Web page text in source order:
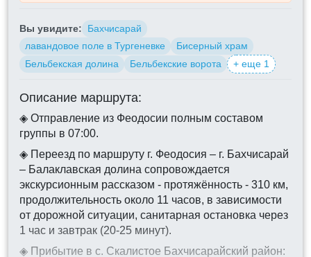
Вы увидите:
Бахчисарай
лавандовое поле в Тургеневке
Бисерный храм
Бельбекская долина
Бельбекские ворота + еще 1
Описание маршрута:
◈ Отправление из Феодосии полным составом
группы в 07:00.
◈ Переезд по маршруту г. Феодосия – г. Бахчисарай
– Балаклавская долина сопровождается
экскурсионным рассказом - протяжённость - 310 км,
продолжительность около 11 часов, в зависимости
от дорожной ситуации, санитарная остановка через
1 час и завтрак (20-25 минут).
◈ Прибытие в с. Скалистое Бахчисарайский район: